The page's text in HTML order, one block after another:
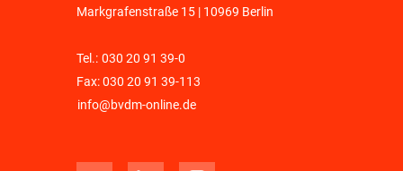
Markgrafenstraße 15 | 10969 Berlin
Tel.: 030 20 91 39-0
Fax: 030 20 91 39-113
info@bvdm-online.de